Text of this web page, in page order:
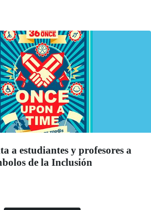
a estudiantes y profesores a
de la Inclusión